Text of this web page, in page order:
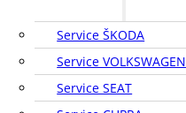
Service ŠKODA
Service VOLKSWAGEN
Service SEAT